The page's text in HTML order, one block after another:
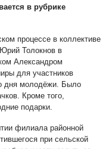
в рубрике
процессе в коллективе
Толокнов в
Александром
для участников
дня молодёжи. Было
Кроме того,
подарки.
филиала районной
при сельской